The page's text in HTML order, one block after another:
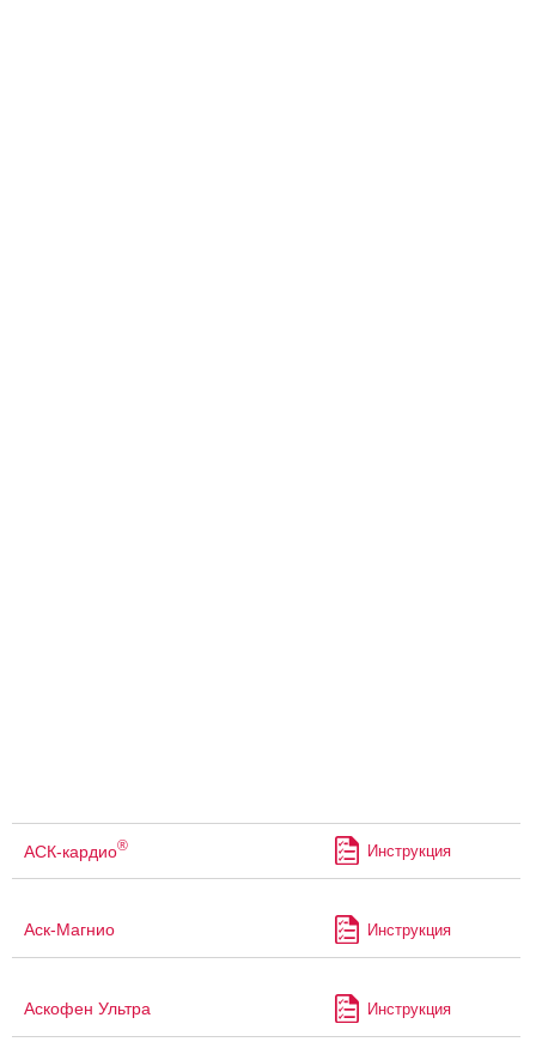
АСК-кардио® Инструкция
Аск-Магнио Инструкция
Аскофен Ультра Инструкция